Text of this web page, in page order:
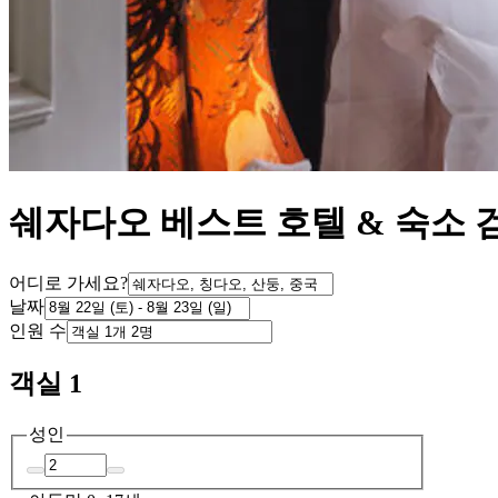
쉐자다오 베스트 호텔 & 숙소
어디로 가세요?
날짜
인원 수
객실 1
성인